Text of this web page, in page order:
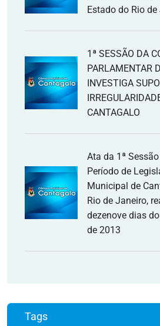
Estado do Rio
1ª SESSÃO DA
PARLAMENTAR
INVESTIGA
CANTAGALO
Ata da 1ª
Período de
Municipal de
Rio de Janeiro,
dezenove dias
de 2013
Tags